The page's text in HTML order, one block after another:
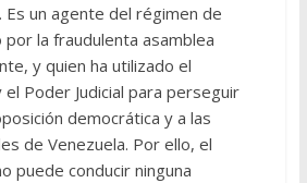
Es un agente del régimen de
la fraudulenta asamblea
y quien ha utilizado el
Poder Judicial para perseguir
democrática y a las
de Venezuela. Por ello, el
puede conducir ninguna